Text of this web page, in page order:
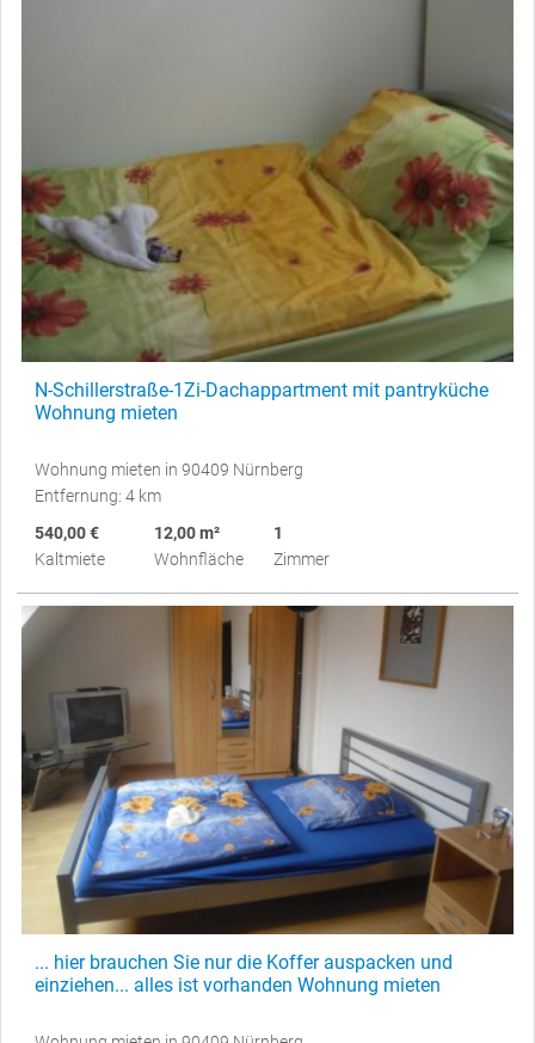
N-Schillerstraße-1Zi-Dachappartment mit pantryküche
Wohnung mieten
Wohnung mieten in 90409 Nürnberg
Entfernung: 4 km
540,00 €
Kaltmiete
12,00 m²
Wohnfläche
1
Zimmer
... hier brauchen Sie nur die Koffer auspacken und
einziehen... alles ist vorhanden Wohnung mieten